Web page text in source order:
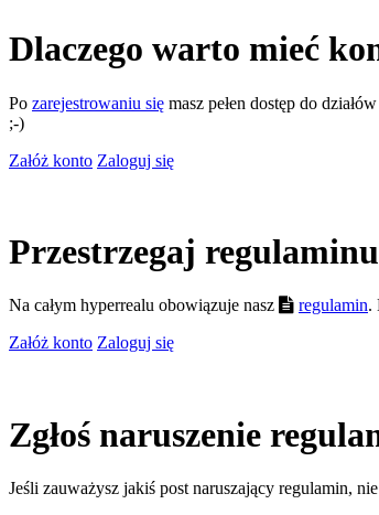
Dlaczego warto mieć
Po zarejestrowaniu się masz pełen dostęp do
;-)
Załóż konto Zaloguj się
Przestrzegaj regulaminu
Na całym hyperrealu obowiązuje nasz regulamin.
Załóż konto Zaloguj się
Zgłoś naruszenie
Jeśli zauważysz jakiś post naruszający regulamin,